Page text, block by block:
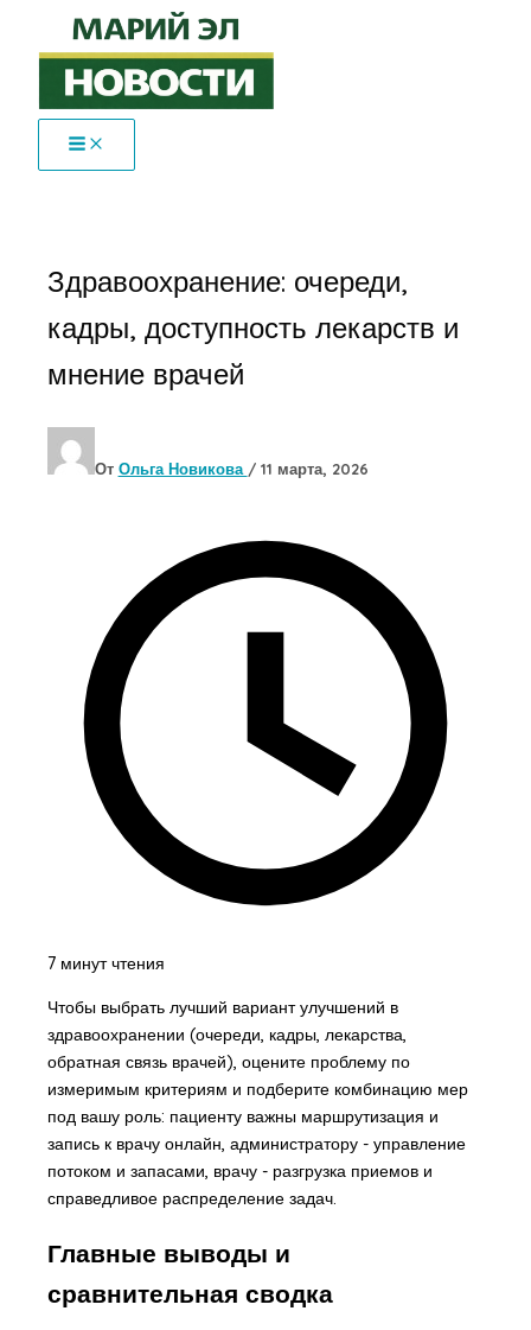
Перейти
содержимому
Здравоохранение: очереди,
кадры, доступность лекарств и
мнение врачей
От Ольга Новикова / 11 марта, 2026
7 минут чтения
Чтобы выбрать лучший вариант улучшений в
здравоохранении (очереди, кадры, лекарства,
обратная связь врачей), оцените проблему по
измеримым критериям и подберите комбинацию мер
под вашу роль: пациенту важны маршрутизация и
запись к врачу онлайн, администратору - управление
потоком и запасами, врачу - разгрузка приемов и
справедливое распределение задач.
Главные выводы и
сравнительная сводка